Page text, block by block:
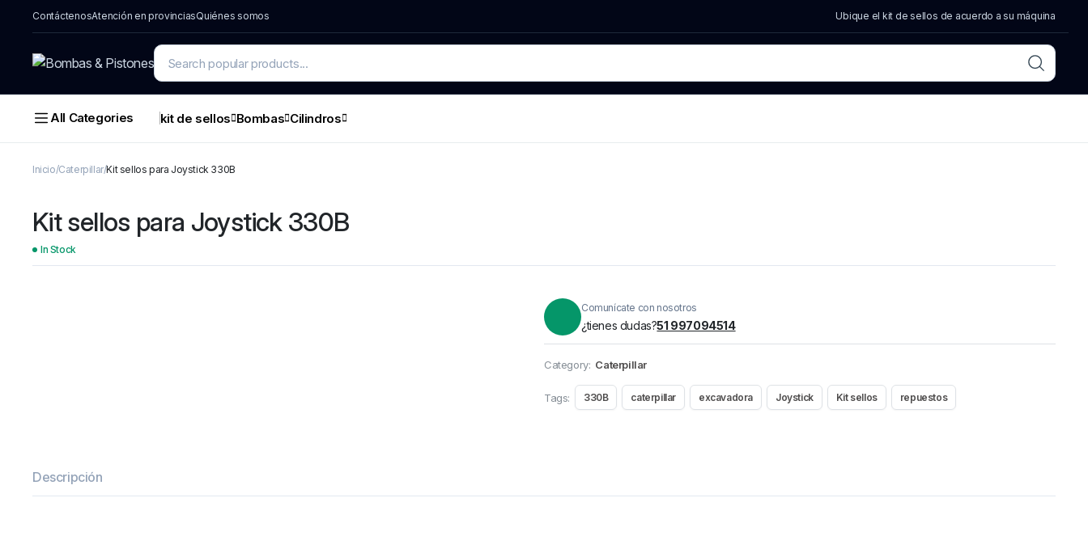
ContáctenosAtención en provinciasQuiénes somos Ubique el kit de sellos de acuerdo a su máquina
All Categories kit de sellos Bombas Cilindros
Inicio Caterpillar Kit sellos para Joystick 330B
Kit sellos para Joystick 330B
In Stock
Comunícate con nosotros
¿tienes dudas?51 997094514
Category: Caterpillar
Tags: 330B caterpillar excavadora Joystick Kit sellos repuestos
Descripción